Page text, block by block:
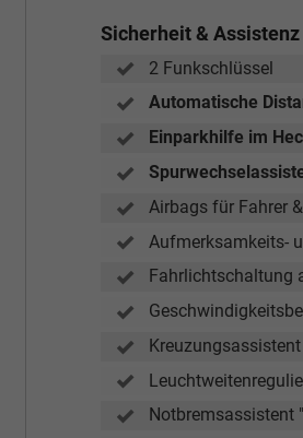
Sicherheit & Assistenz
2 Funkschlüssel
Automatische
Einparkhilfe im
Airbags für Fahrer
Aufmerksamkeits-
Fahrlichtschaltung
Kreuzungsassistent
Notbremsassistent
Tom Wollschläger
Verkauf
Tel. 04181/2176-21